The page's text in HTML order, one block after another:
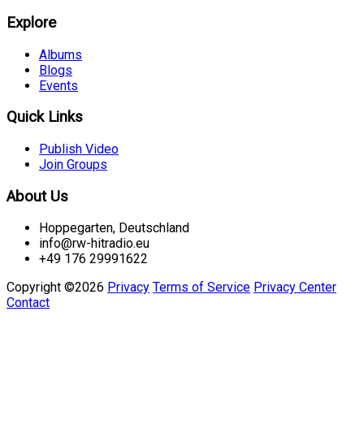
Explore
Albums
Blogs
Events
Quick Links
Publish Video
Join Groups
About Us
Hoppegarten, Deutschland
info@rw-hitradio.eu
+49 176 29991622
Copyright ©2026 Privacy Terms of Service Privacy Center
Contact